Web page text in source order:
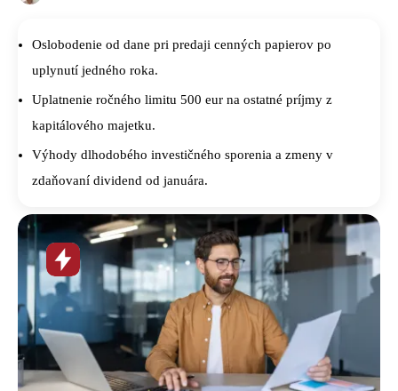
Oslobodenie od dane pri predaji cenných papierov po
uplynutí jedného roka.
Uplatnenie ročného limitu 500 eur na ostatné príjmy z
kapitálového majetku.
Výhody dlhodobého investičného sporenia a zmeny v
zdaňovaní dividend od januára.
Horúca
novinka